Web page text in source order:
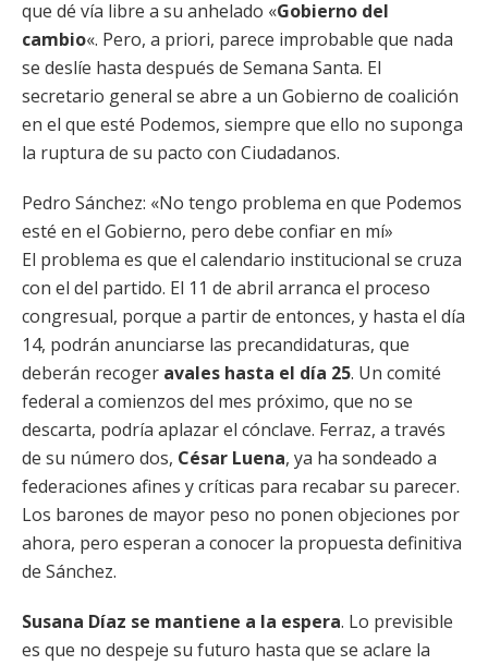
que dé vía libre a su anhelado «Gobierno del
cambio«. Pero, a priori, parece improbable que nada
se deslíe hasta después de Semana Santa. El
secretario general se abre a un Gobierno de coalición
en el que esté Podemos, siempre que ello no suponga
la ruptura de su pacto con Ciudadanos.
Pedro Sánchez: «No tengo problema en que Podemos
esté en el Gobierno, pero debe confiar en mí»
El problema es que el calendario institucional se cruza
con el del partido. El 11 de abril arranca el proceso
congresual, porque a partir de entonces, y hasta el día
14, podrán anunciarse las precandidaturas, que
deberán recoger avales hasta el día 25. Un comité
federal a comienzos del mes próximo, que no se
descarta, podría aplazar el cónclave. Ferraz, a través
de su número dos, César Luena, ya ha sondeado a
federaciones afines y críticas para recabar su parecer.
Los barones de mayor peso no ponen objeciones por
ahora, pero esperan a conocer la propuesta definitiva
de Sánchez.
Susana Díaz se mantiene a la espera. Lo previsible
es que no despeje su futuro hasta que se aclare la